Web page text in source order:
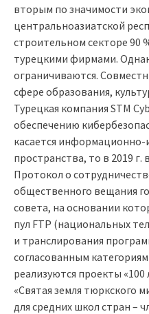
вторым по значимости
центральноазиатской
строительном секторе 90
турецкими фирмами.
ограничиваются.
сфере образования,
Турецкая компания STM
обеспечению
касается информационно-
пространства, то в 2019 г.
Протокол о
общественного вещания
совета, на основании
пул FTP (национальных
и транслирования
согласованным
реализуются проекты
«Святая земля тюркского
для средних школ стран –